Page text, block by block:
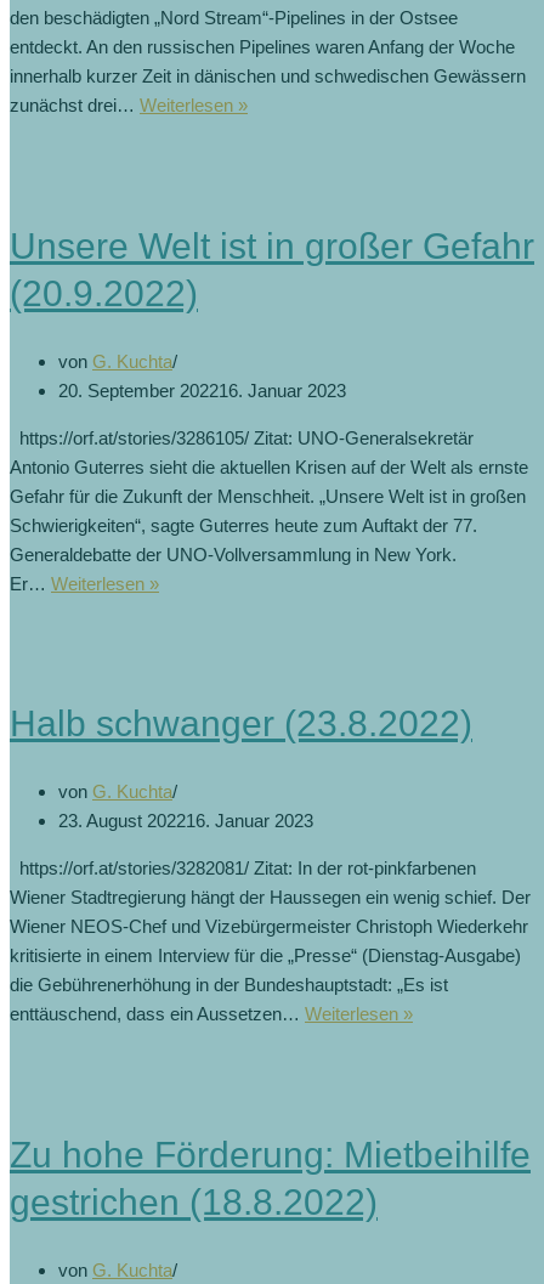
den beschädigten „Nord Stream“-Pipelines in der Ostsee
entdeckt. An den russischen Pipelines waren Anfang der Woche
innerhalb kurzer Zeit in dänischen und schwedischen Gewässern
zunächst drei… Weiterlesen »
Unsere Welt ist in großer Gefahr
(20.9.2022)
von G. Kuchta
20. September 202216. Januar 2023
https://orf.at/stories/3286105/ Zitat: UNO-Generalsekretär
Antonio Guterres sieht die aktuellen Krisen auf der Welt als ernste
Gefahr für die Zukunft der Menschheit. „Unsere Welt ist in großen
Schwierigkeiten“, sagte Guterres heute zum Auftakt der 77.
Generaldebatte der UNO-Vollversammlung in New York.
Er… Weiterlesen »
Halb schwanger (23.8.2022)
von G. Kuchta
23. August 202216. Januar 2023
https://orf.at/stories/3282081/ Zitat: In der rot-pinkfarbenen
Wiener Stadtregierung hängt der Haussegen ein wenig schief. Der
Wiener NEOS-Chef und Vizebürgermeister Christoph Wiederkehr
kritisierte in einem Interview für die „Presse“ (Dienstag-Ausgabe)
die Gebührenerhöhung in der Bundeshauptstadt: „Es ist
enttäuschend, dass ein Aussetzen… Weiterlesen »
Zu hohe Förderung: Mietbeihilfe
gestrichen (18.8.2022)
von G. Kuchta